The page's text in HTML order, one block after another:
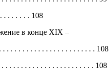
. . . . . . . 108
в конце XIX –
. . . . . . . . . . . . . . . . . . . . . . . 108
. . . . . . . . . . . . . . . . . . . . . . . 108